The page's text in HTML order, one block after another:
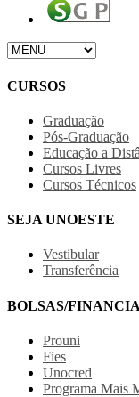
CURSOS
Graduação
Pós-Graduação
Educação a
Cursos Livres
Cursos Técnicos
SEJA UNOESTE
Vestibular
Transferência
BOLSAS/
Prouni
Fies
Unocred
Programa Mais